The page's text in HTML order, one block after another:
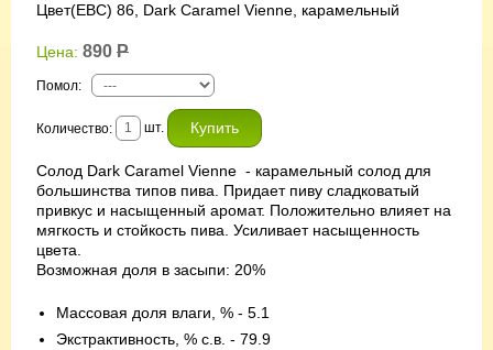
Цвет(EBC) 86, Dark Caramel Vienne, карамельный
Цена: 890 Р
Помол:
Количество: шт.
Солод Dark Caramel Vienne - карамельный солод для
большинства типов пива. Придает пиву сладковатый
привкус и насыщенный аромат. Положительно влияет на
мягкость и стойкость пива. Усиливает насыщенность
цвета.
Возможная доля в засыпи: 20%
Массовая доля влаги, % - 5.1
Экстрактивность, % с.в. - 79.9